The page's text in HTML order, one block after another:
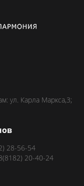
ул. Карла Маркса,3;
28-56-54
20-40-24